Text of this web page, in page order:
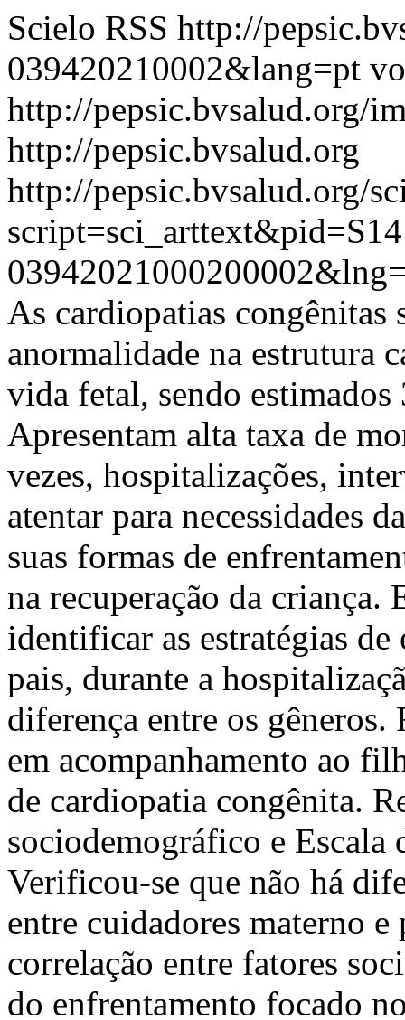
Scielo RSS http://
039420210002&lang=pt
http://pepsic.bvsalud.org/
http://pepsic.bvsalud.org
http://pepsic.bvsalud.org/
As cardiopatias congênitas
anormalidade na estrutura
vida fetal, sendo
Apresentam alta taxa de
vezes, hospitalizações,
atentar para necessidades
suas formas de
na recuperação da criança.
identificar as estratégias
pais, durante a
diferença entre os
em acompanhamento ao
de cardiopatia congênita.
sociodemográfico e Escala
Verificou-se que não há
entre cuidadores materno
correlação entre fatores
do enfrentamento focado